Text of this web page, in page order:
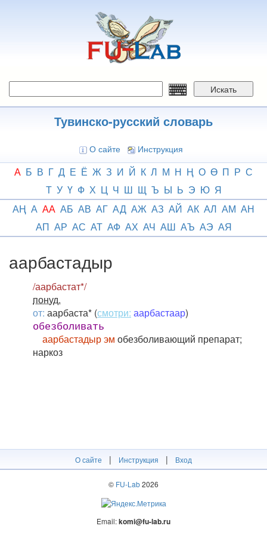
Искать
Тувинско-русский словарь
О сайте Инструкция
А Б В Г Д Е Ё Ж З И Й К Л М Н Ң О Ө П Р С
Т У Ү Ф Х Ц Ч Ш Щ Ъ Ы Ь Э Ю Я
АҢ А АА АБ АВ АГ АД АЖ АЗ АЙ АК АЛ АМ АН
АП АР АС АТ АФ АХ АЧ АШ АЪ АЭ АЯ
аарбастадыр
/аарбастат*/
понуд.
от: аарбаста* (смотри: аарбастаар)
обезболивать
аарбастадыр эм обезболивающий препарат;
наркоз
О сайте | Инструкция | Вход
© FU-Lab2026
Email:komi@fu-lab.ru